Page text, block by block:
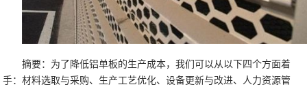
摘要：为了降低铝单板的生产成本，我们可以从以下四个方面着
手：材料选取与采购、生产工艺优化、设备更新与改进、人力资源管